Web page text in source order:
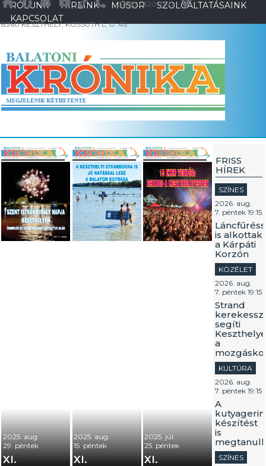
RÓLUNK HÍREINK MŰSOR
SZOLGÁLTATÁSAINK
KAPCSOLAT
+36 83 / 320 200
8360 KESZTHELY, KOSSUTH L. U. 45.
2025. aug.
29. péntek
XI.
2025. aug.
15. péntek
XI.
2025. júl.
25. péntek
XI.
FRISS
HÍREK
SZÍNES
2026. aug.
7. péntek 19:15
is alkottak
a Kárpáti
Korzón
KÖZÉLET
2026. aug.
7. péntek 19:15
Strand
segíti
a
KULTÚRA
2026. aug.
7. péntek 19:15
A
készítést
is
SZÍNES